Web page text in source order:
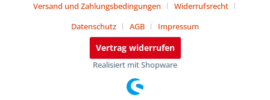
Versand und Zahlungsbedingungen
Widerrufsrecht
Datenschutz
AGB Impressum
Vertrag widerrufen
Realisiert mit Shopware